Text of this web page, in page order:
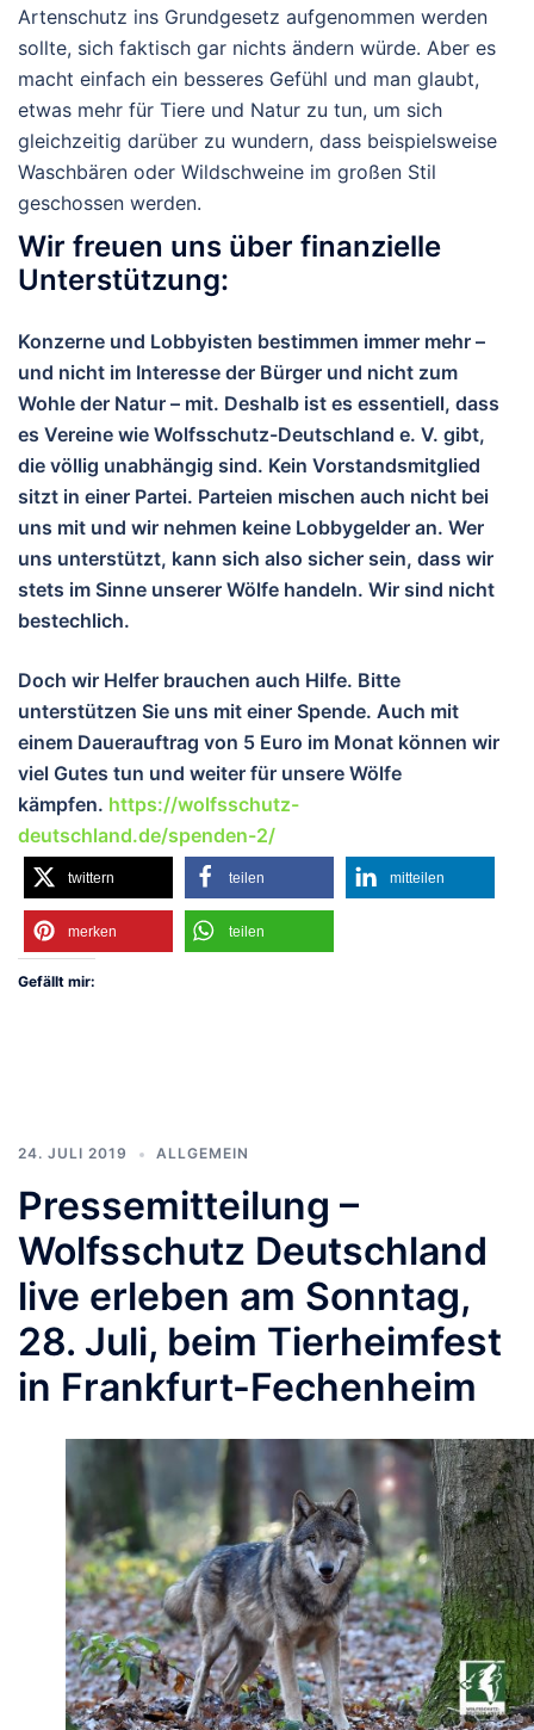
Artenschutz ins Grundgesetz aufgenommen werden
sollte, sich faktisch gar nichts ändern würde. Aber es
macht einfach ein besseres Gefühl und man glaubt,
etwas mehr für Tiere und Natur zu tun, um sich
gleichzeitig darüber zu wundern, dass beispielsweise
Waschbären oder Wildschweine im großen Stil
geschossen werden.
Wir freuen uns über finanzielle
Unterstützung:
Konzerne und Lobbyisten bestimmen immer mehr –
und nicht im Interesse der Bürger und nicht zum
Wohle der Natur – mit. Deshalb ist es essentiell, dass
es Vereine wie Wolfsschutz-Deutschland e. V. gibt,
die völlig unabhängig sind. Kein Vorstandsmitglied
sitzt in einer Partei. Parteien mischen auch nicht bei
uns mit und wir nehmen keine Lobbygelder an. Wer
uns unterstützt, kann sich also sicher sein, dass wir
stets im Sinne unserer Wölfe handeln. Wir sind nicht
bestechlich.
Doch wir Helfer brauchen auch Hilfe. Bitte
unterstützen Sie uns mit einer Spende. Auch mit
einem Dauerauftrag von 5 Euro im Monat können wir
viel Gutes tun und weiter für unsere Wölfe
kämpfen. https://wolfsschutz-
deutschland.de/spenden-2/
twittern teilen mitteilen
merken teilen
Gefällt mir:
24. JULI 2019 ALLGEMEIN
Pressemitteilung –
Wolfsschutz Deutschland
live erleben am Sonntag,
28. Juli, beim Tierheimfest
in Frankfurt-Fechenheim